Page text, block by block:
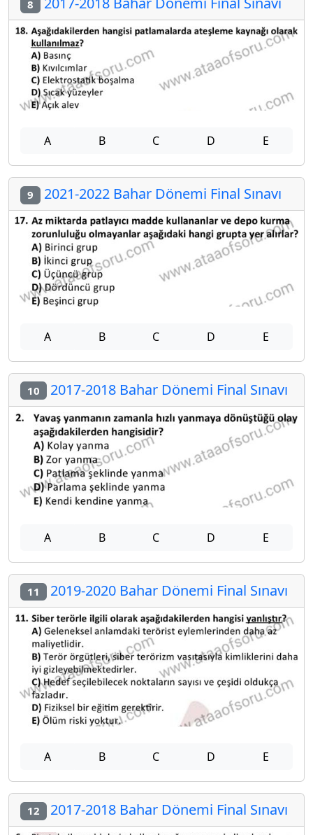
8
A B C D E
9 2021-2022 Bahar Dönemi Final Sınavı
A B C D E
10 2017-2018 Bahar Dönemi Final Sınavı
A B C D E
11 2019-2020 Bahar Dönemi Final Sınavı
A B C D E
12 2017-2018 Bahar Dönemi Final Sınavı